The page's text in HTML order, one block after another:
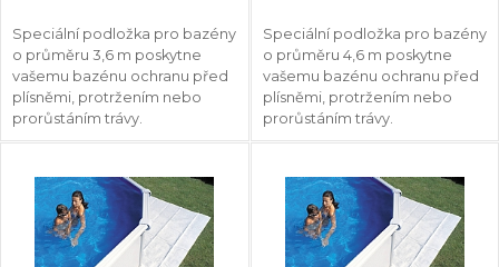
Speciální podložka pro bazény
o průměru 3,6 m poskytne
vašemu bazénu ochranu před
plísněmi, protržením nebo
prorůstáním trávy.
Speciální podložka pro bazény
o průměru 4,6 m poskytne
vašemu bazénu ochranu před
plísněmi, protržením nebo
prorůstáním trávy.